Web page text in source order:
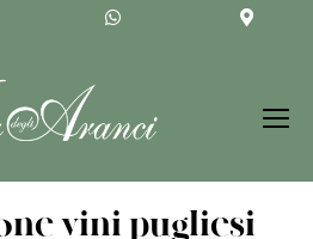
vini pugliesi